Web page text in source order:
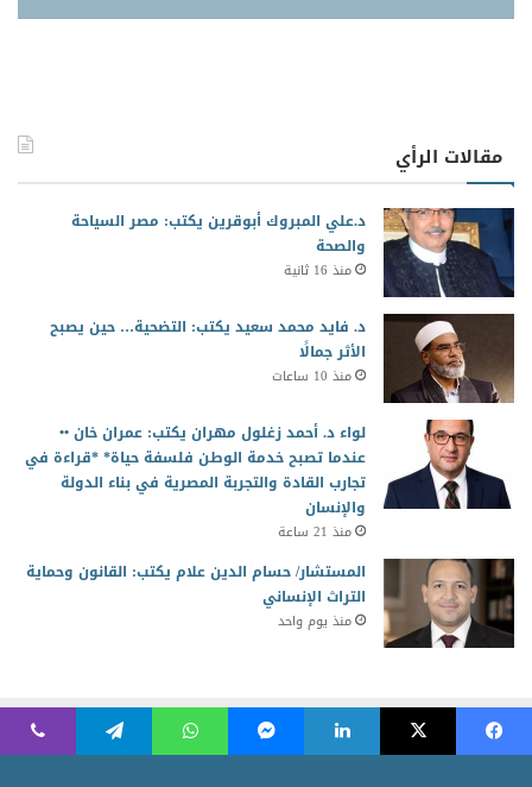
مقالات الرأي
د.علي المبروك أبوقرين يكتب: مصر السياحة
والصحة
منذ 16 ثانية
د. فايد محمد سعيد يكتب: التضحية… حين يصبح
الأثر جمالًا
منذ 10 ساعات
لواء د. أحمد زغلول مهران يكتب: عمران خان ••
عندما تصبح خدمة الوطن فلسفة حياة* *قراءة في
تجارب القادة والتجربة المصرية في بناء الدولة
والإنسان
منذ 21 ساعة
المستشار/ حسام الدين علام يكتب: القانون وحماية
التراث الإنساني
منذ يوم واحد
2026 جميع الحقوق محفوظة للمجلس العربي للمسئولية المجتمعية